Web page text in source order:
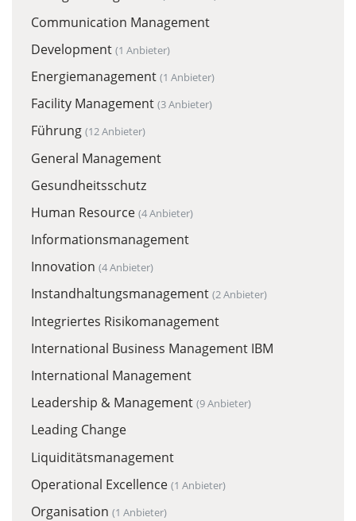
Communication Management
Development (1 Anbieter)
Energiemanagement (1 Anbieter)
Facility Management (3 Anbieter)
Führung (12 Anbieter)
General Management
Gesundheitsschutz
Human Resource (4 Anbieter)
Informationsmanagement
Innovation (4 Anbieter)
Instandhaltungsmanagement (2 Anbieter)
Integriertes Risikomanagement
International Business Management IBM
International Management
Leadership & Management (9 Anbieter)
Leading Change
Liquiditätsmanagement
Operational Excellence (1 Anbieter)
Organisation (1 Anbieter)